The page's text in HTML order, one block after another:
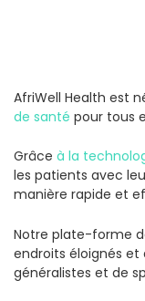
AfriWell Health est
de santé pour tous
Grâce à la
les patients avec
manière rapide et
Notre plate-forme
endroits éloignés et
généralistes et de